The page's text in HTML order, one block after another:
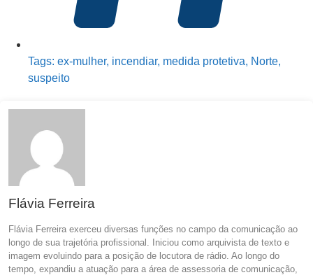
Tags: ex-mulher, incendiar, medida protetiva, Norte,
suspeito
Flávia Ferreira
Flávia Ferreira exerceu diversas funções no campo da comunicação ao
longo de sua trajetória profissional. Iniciou como arquivista de texto e
imagem evoluindo para a posição de locutora de rádio. Ao longo do
tempo, expandiu a atuação para a área de assessoria de comunicação,